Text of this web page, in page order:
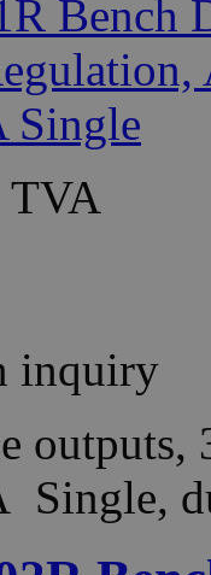
TVA
inquiry
Single,